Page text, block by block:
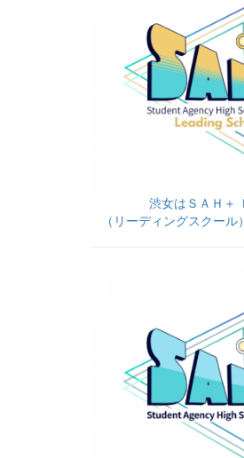
渋女はＳＡＨ＋
（リーディングスクー